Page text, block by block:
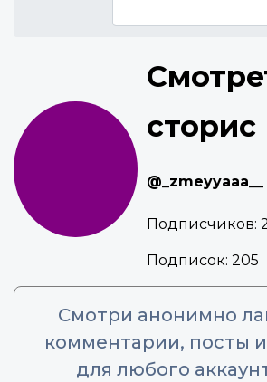
сторис
@_zmeyyaaa__
Подписчиков:
Подписок: 205
Смотри анонимно
комментарии, посты
для любого